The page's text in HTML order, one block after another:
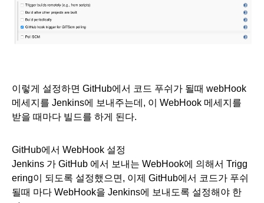
이렇게 설정하면 GitHub에서 코드 푸쉬가 될때 webHook
메세지를 Jenkins에 보내주는데, 이 WebHook 메세지를
받을 때마다 빌드를 하게 된다.
GitHub에서 WebHook 설정
Jenkins 가 GitHub 에서 보내는 WebHook에 의해서 Trigg
ering이 되도록 설정했으면, 이제 GitHub에서 코드가 푸쉬
될때 마다 WebHook을 Jenkins에 보내도록 설정해야 한